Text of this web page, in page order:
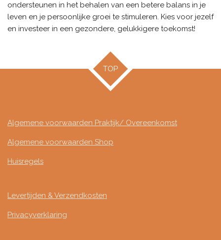
ondersteunen in het behalen van een betere balans in je
leven en je persoonlijke groei te stimuleren. Kies voor jezelf
en investeer in een gezondere, gelukkigere toekomst!
TOP
Algemene voorwaarden Praktijk/ Overeenkomst
Algemene voorwaarden Shop
Huisregels
Levertijden & Verzendkosten
Privacyverklaring